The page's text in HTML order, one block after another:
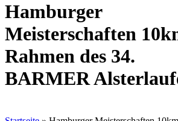
Hamburger
Meisterschaften
Rahmen des 34.
BARMER